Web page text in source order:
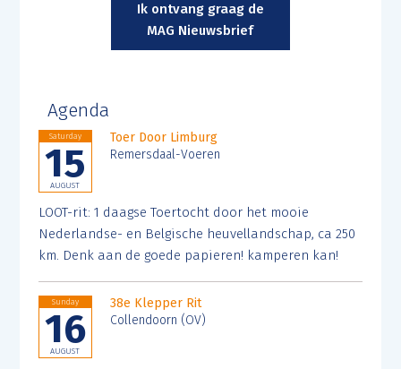
Ik ontvang graag de
MAG Nieuwsbrief
Agenda
Saturday
15
AUGUST
Toer Door Limburg
Remersdaal-Voeren
LOOT-rit: 1 daagse Toertocht door het mooie
Nederlandse- en Belgische heuvellandschap, ca 250
km. Denk aan de goede papieren! kamperen kan!
Sunday
16
AUGUST
38e Klepper Rit
Collendoorn (OV)